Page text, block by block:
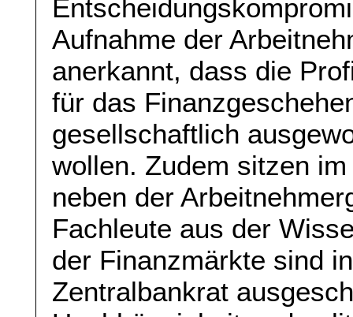
Aufnahme der
anerkannt, dass die
für das
gesellschaftlich
wollen. Zudem sitzen
neben der
Fachleute aus der
der Finanzmärkte sind
Zentralbankrat